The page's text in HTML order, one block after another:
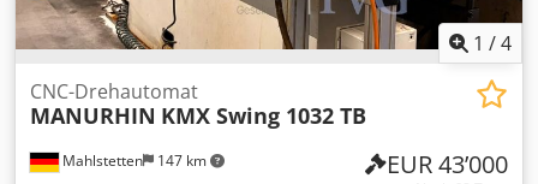
1 /4
Mahlstetten 147 km
CNC-Drehautomat
MANURHIN KMX Swing 1032 TB
EUR 43’000